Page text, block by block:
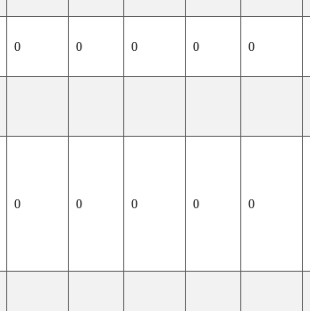
0 0 0 0 0
0 0 0 0 0